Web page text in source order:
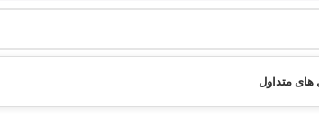
متداول